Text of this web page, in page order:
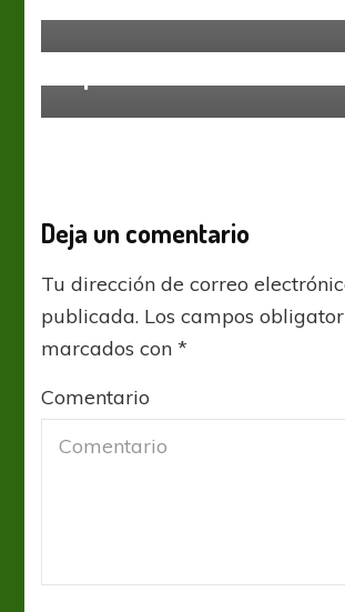
Deja un comentario
Tu dirección de correo
publicada. Los campos
marcados con*
Comentario